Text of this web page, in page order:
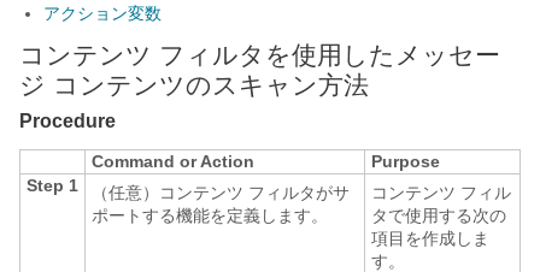
アクション変数
コンテンツ フィルタを使用したメッセー
ジ コンテンツのスキャン方法
Procedure
Command or Action
Purpose
Step 1
（任意）コンテンツ フィルタがサ
ポートする機能を定義します。
コンテンツ フィル
タで使用する次の
項目を作成しま
す。